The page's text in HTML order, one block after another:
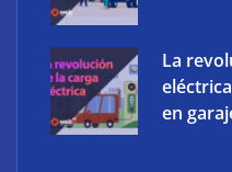
Atos consigue la
La
en